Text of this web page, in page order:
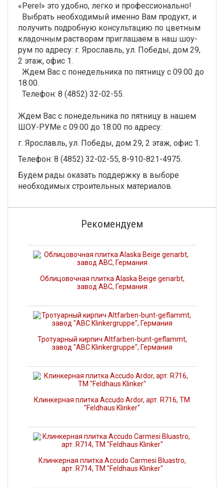
«Perel» это удобно, легко и профессионально!
Выбрать необходимый именно Вам продукт, и
получить подробную консультацию по цветным
кладочным растворам приглашаем в наш шоу-
рум по адресу: г. Ярославль, ул. Победы, дом 29,
2 этаж, офис 1.
Ждем Вас с понедельника по пятницу с 09.00 до
18.00.
Телефон: 8 (4852) 32-02-55.
Ждем Вас с понедельника по пятницу в нашем
ШОУ-РУМе с 09.00 до 18.00 по адресу:
г. Ярославль, ул. Победы, дом 29, 2 этаж, офис 1.
Телефон: 8 (4852) 32-02-55, 8-910-821-4975.
Будем рады оказать поддержку в выборе
необходимых строительных материалов.
Рекомендуем
Облицовочная плитка Alaska Beige genarbt,
завод ABC, Германия
Тротуарный кирпич Altfarben-bunt-geflammt,
завод "ABC Klinkergruppe", Германия
Клинкерная плитка Accudo Ardor, арт. R716, ТМ
"Feldhaus Klinker"
Клинкерная плитка Accudo Carmesi Bluastro,
арт. R714, ТМ "Feldhaus Klinker"